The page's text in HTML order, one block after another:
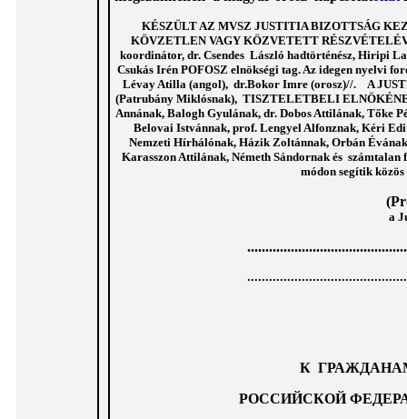
KÉSZÜLT AZ MVSZ JUSTITIA BIZOTTSÁG
KÖVZETLEN VAGY KÖZVETETT
koordinátor, dr. Csendes László hadtörténész, Hiripi
Csukás Irén POFOSZ elnökségi tag. Az idegen nyelvi
Lévay Atilla (angol), dr.Bokor Imre (orosz)//. A
(Patrubány Miklósnak), TISZTELETBELI
Annának, Balogh Gyulának, dr. Dobos Attilának, Tőke
Belovai Istvánnak, prof. Lengyel Alfonznak, Kéri
Nemzeti Hírhálónak, Házik Zoltánnak, Orbán
Karasszon Attilának, Németh Sándornak és
módon segítik
a
...................
..............................
К
РОССИЙСКОЙ